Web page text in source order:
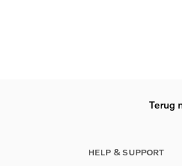
Terug
HELP & SUPPORT